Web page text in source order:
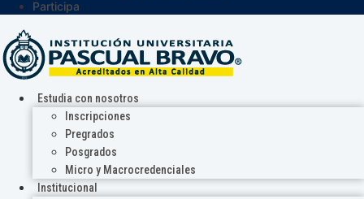
Participa
Estudia con nosotros
Inscripciones
Pregrados
Posgrados
Micro y Macrocredenciales
Institucional